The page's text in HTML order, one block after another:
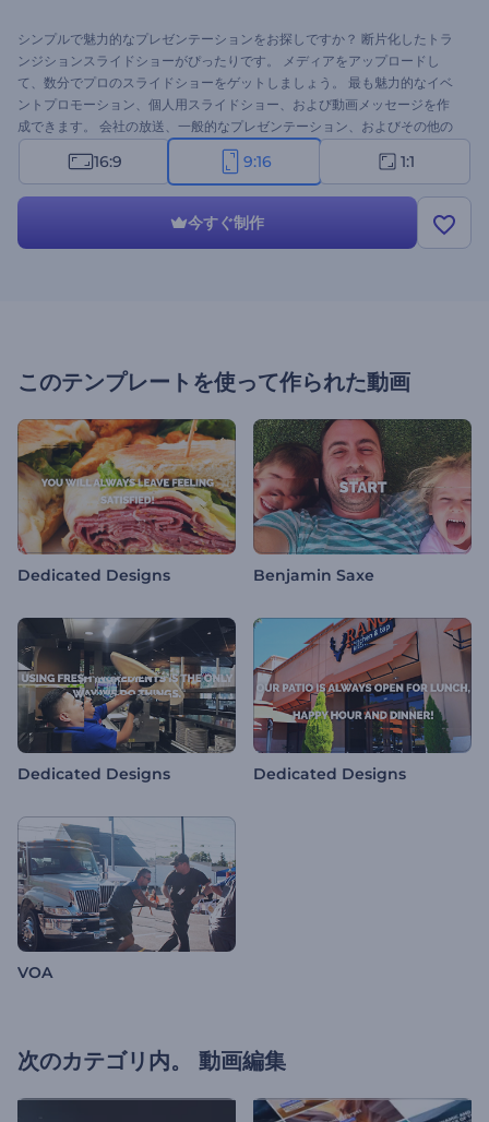
シンプルで魅力的なプレゼンテーションをお探しですか？ 断片化したトラ
ンジションスライドショーがぴったりです。 メディアをアップロードし
て、数分でプロのスライドショーをゲットしましょう。 最も魅力的なイベ
ントプロモーション、個人用スライドショー、および動画メッセージを作
成できます。 会社の放送、一般的なプレゼンテーション、およびその他の
企業プロジェクトで美しさを維持できます。聴取を驚かせ続けましょう。
あなたのサクセスストーリーはここから始まります！無料で試してみまし
16:9 9:16 1:1
今すぐ制作
このテンプレートを使って作られた動画
Dedicated Designs Benjamin Saxe
Dedicated Designs Dedicated Designs
VOA
次のカテゴリ内。 動画編集